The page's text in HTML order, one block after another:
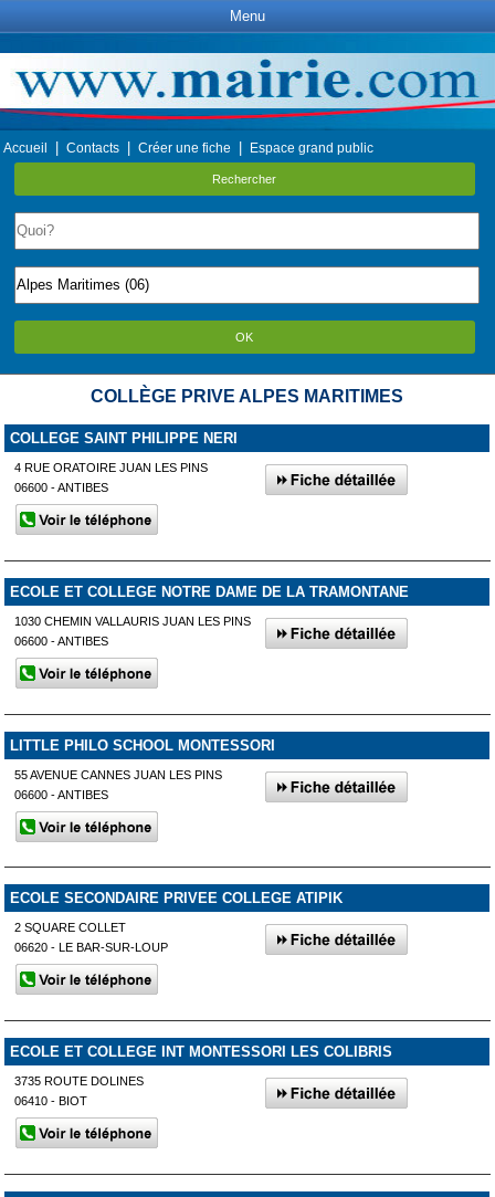
Menu
Accueil Contacts Créer une fiche Espace grand public
Rechercher
OK
COLLÈGE PRIVE ALPES MARITIMES
COLLEGE SAINT PHILIPPE NERI
4 RUE ORATOIRE JUAN LES PINS
06600 - ANTIBES
ECOLE ET COLLEGE NOTRE DAME DE LA TRAMONTANE
1030 CHEMIN VALLAURIS JUAN LES PINS
06600 - ANTIBES
LITTLE PHILO SCHOOL MONTESSORI
55 AVENUE CANNES JUAN LES PINS
06600 - ANTIBES
ECOLE SECONDAIRE PRIVEE COLLEGE ATIPIK
2 SQUARE COLLET
06620 - LE BAR-SUR-LOUP
ECOLE ET COLLEGE INT MONTESSORI LES COLIBRIS
3735 ROUTE DOLINES
06410 - BIOT